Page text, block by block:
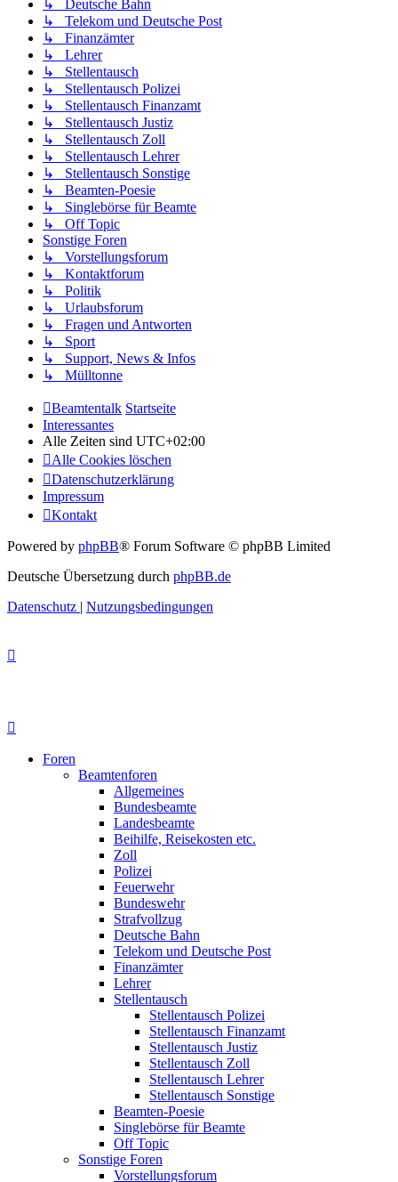
↳ Deutsche Bahn
↳ Telekom und Deutsche Post
↳ Finanzämter
↳ Lehrer
↳ Stellentausch
↳ Stellentausch Polizei
↳ Stellentausch Finanzamt
↳ Stellentausch Justiz
↳ Stellentausch Zoll
↳ Stellentausch Lehrer
↳ Stellentausch Sonstige
↳ Beamten-Poesie
↳ Singlebörse für Beamte
↳ Off Topic
Sonstige Foren
↳ Vorstellungsforum
↳ Kontaktforum
↳ Politik
↳ Urlaubsforum
↳ Fragen und Antworten
↳ Sport
↳ Support, News & Infos
↳ Mülltonne
Beamtentalk Startseite
Interessantes
Alle Zeiten sind UTC+02:00
Alle Cookies löschen
Datenschutzerklärung
Impressum
Kontakt
Powered by phpBB® Forum Software © phpBB Limited
Deutsche Übersetzung durch phpBB.de
Datenschutz | Nutzungsbedingungen
Foren
Beamtenforen
Allgemeines
Bundesbeamte
Landesbeamte
Beihilfe, Reisekosten etc.
Zoll
Polizei
Feuerwehr
Bundeswehr
Strafvollzug
Deutsche Bahn
Telekom und Deutsche Post
Finanzämter
Lehrer
Stellentausch
Stellentausch Polizei
Stellentausch Finanzamt
Stellentausch Justiz
Stellentausch Zoll
Stellentausch Lehrer
Stellentausch Sonstige
Beamten-Poesie
Singlebörse für Beamte
Off Topic
Sonstige Foren
Vorstellungsforum